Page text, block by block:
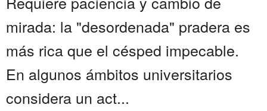
mirada: la "desordenada" pradera es
más rica que el césped impecable.
En algunos ámbitos universitarios
considera un act...